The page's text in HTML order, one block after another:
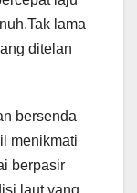
lama
ditelan
bersenda
menikmati
berpasir
laut yang